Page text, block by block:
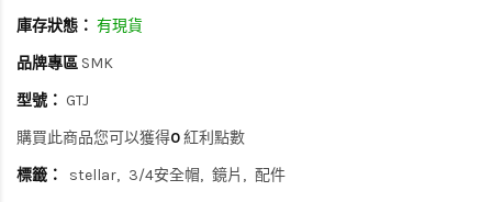
庫存狀態： 有現貨
品牌專區 SMK
型號： GTJ
購買此商品您可以獲得0紅利點數
標籤：
stellar 3/4安全帽 鏡片
配件